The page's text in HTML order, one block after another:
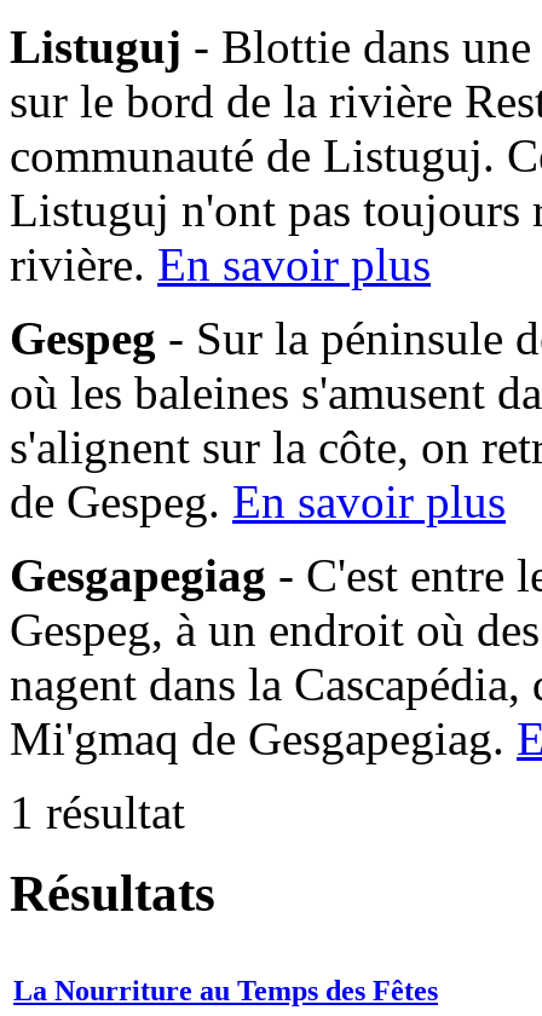
Listuguj - Blottie dans une
sur le bord de la rivière
communauté de Listuguj.
Listuguj n'ont pas toujours
rivière. En savoir plus
Gespeg - Sur la péninsule
où les baleines s'amusent
s'alignent sur la côte, on
de Gespeg. En savoir plus
Gesgapegiag - C'est entre
Gespeg, à un endroit où
nagent dans la
Mi'gmaq de Gesgapegiag.
1 résultat
Résultats
La Nourriture au Temps des Fêtes